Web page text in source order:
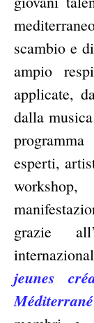
scambio e
ampio
applicate,
dalla
esperti,
grazie
jeunes
Méditerrané